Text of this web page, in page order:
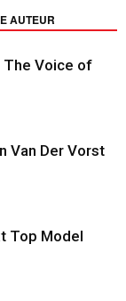
AUTEUR
The Voice of
Van Der Vorst
Top Model